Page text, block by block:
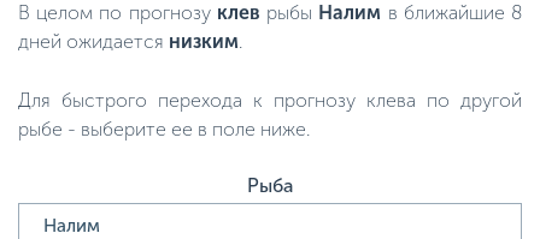
В целом по прогнозу клев рыбы Налим в ближайшие 8
дней ожидается низким.
Для быстрого перехода к прогнозу клева по другой
рыбе - выберите ее в поле ниже.
Рыба